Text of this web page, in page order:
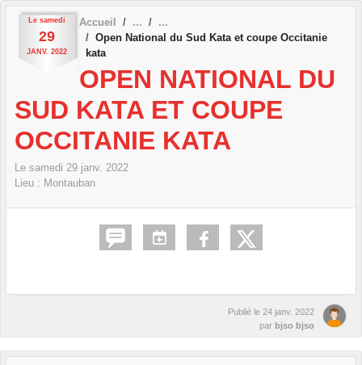
Le samedi
29
JANV. 2022
Accueil
Open National du Sud Kata et coupe Occitanie
kata
OPEN NATIONAL DU
SUD KATA ET COUPE
OCCITANIE KATA
Le samedi 29 janv. 2022
Lieu : Montauban
Publié le 24 janv. 2022
par bjso bjso